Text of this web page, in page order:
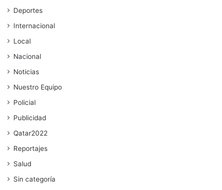
Deportes
Internacional
Local
Nacional
Noticias
Nuestro Equipo
Policial
Publicidad
Qatar2022
Reportajes
Salud
Sin categoría